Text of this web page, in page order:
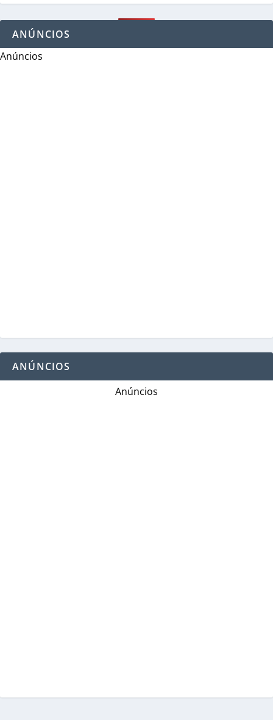
ANÚNCIOS
Anúncios
ANÚNCIOS
Anúncios